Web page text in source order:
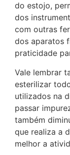
do estojo,
dos
com outras
dos aparatos
praticidade
Vale lembrar
esterilizar
utilizados na
passar
também
que realiza a
melhor a